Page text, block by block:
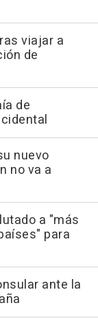
viajar a
de
de
nuevo
no va a
a "más
para
ante la